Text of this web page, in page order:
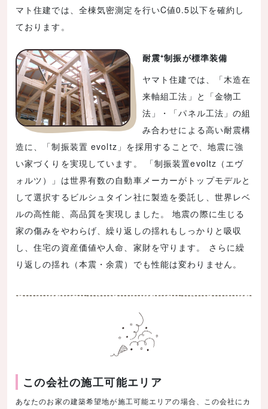
マト住建では、全棟気密測定を行いC値0.5以下を確約し
ております。
耐震⁺制振が標準装備
ヤマト住建では、「木造在
来軸組工法」と「金物工
法」・「パネル工法」の組
み合わせによる高い耐震構
造に、「制振装置 evoltz」を採用することで、地震に強
い家づくりを実現しています。 「制振装置evoltz（エヴ
ォルツ）」は世界有数の自動車メーカーがトップモデルと
して選択するビルシュタイン社に製造を委託し、世界レベ
ルの高性能、高品質を実現しました。 地震の際に生じる
家の傷みをやわらげ、繰り返しの揺れもしっかりと吸収
し、住宅の資産価値や人命、家財を守ります。 さらに繰
り返しの揺れ（本震・余震）でも性能は変わりません。
この会社の施工可能エリア
あなたのお家の建築希望地が施工可能エリアの場合、この会社にカ